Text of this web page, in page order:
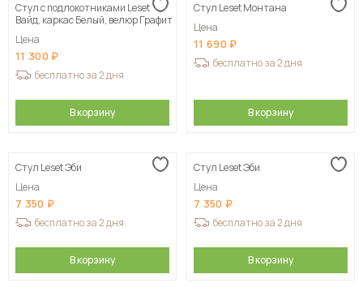
Стул с подлокотниками Leset
Вайд, каркас Белый, велюр Графит
Цена
11 300
бесплатно за 2 дня
В корзину
Стул Leset Монтана
Цена
11 690
бесплатно за 2 дня
В корзину
Стул Leset Эби
Цена
7 350
бесплатно за 2 дня
В корзину
Стул Leset Эби
Цена
7 350
бесплатно за 2 дня
В корзину